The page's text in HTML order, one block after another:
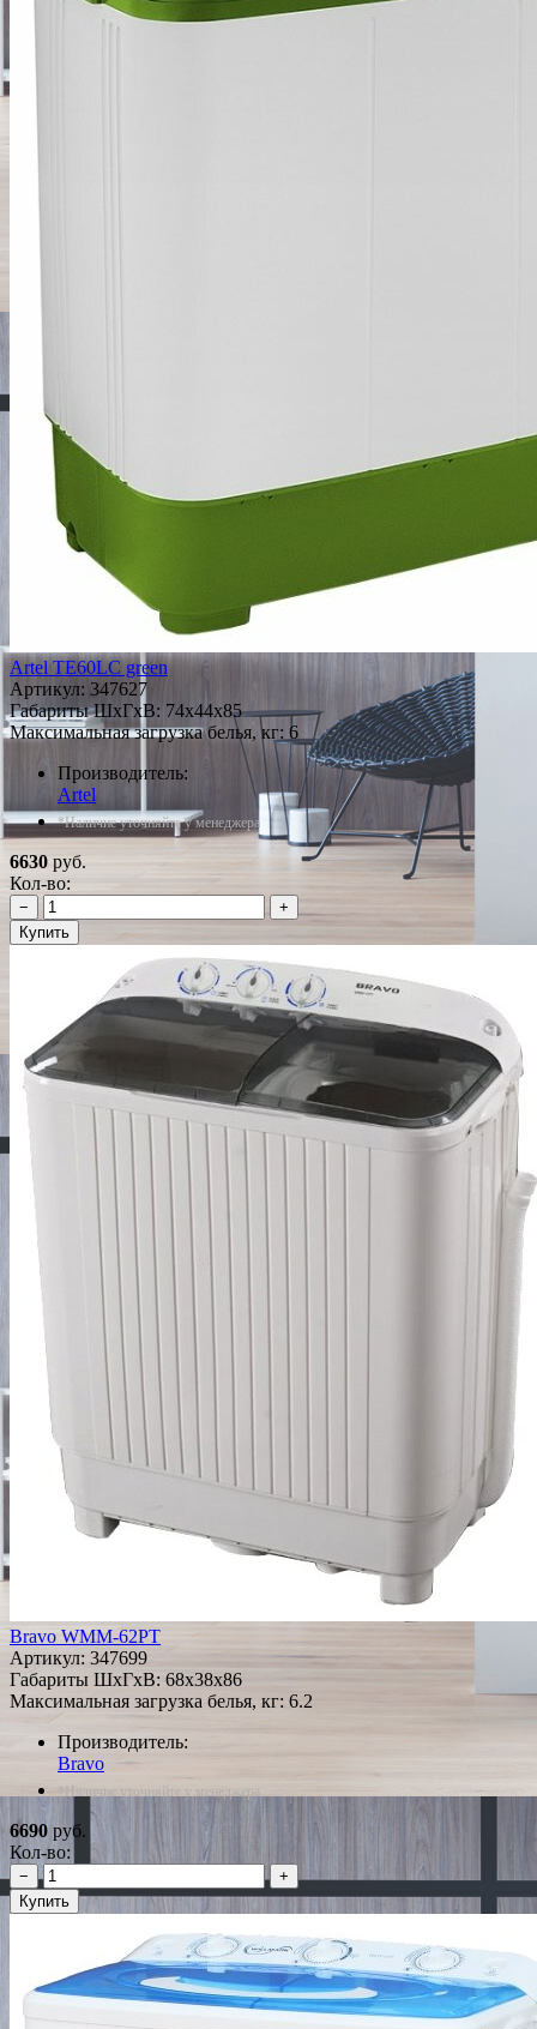
Artel TE60LC green
Артикул: 347627
Габариты ШxГxВ: 74x44x85
Максимальная загрузка белья, кг: 6
Производитель:
Artel
*Наличие уточняйте у менеджера
6630 руб.
Кол-во:
−
+
Купить
Bravo WMM-62PT
Артикул: 347699
Габариты ШxГxВ: 68x38x86
Максимальная загрузка белья, кг: 6.2
Производитель:
Bravo
*Наличие уточняйте у менеджера
6690руб.
Кол-во:
−
+
Купить